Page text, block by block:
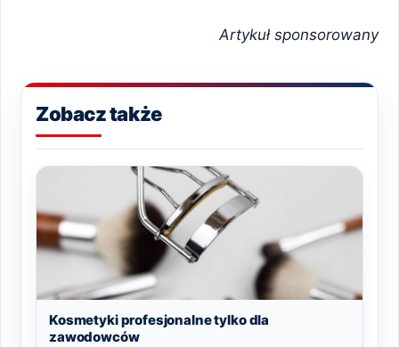
Artykuł sponsorowany
Zobacz także
Kosmetyki profesjonalne tylko dla
zawodowców